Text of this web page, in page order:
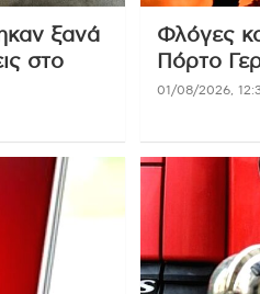
ξανά
στο
Φλόγες
Πόρτο
01/08/2026,